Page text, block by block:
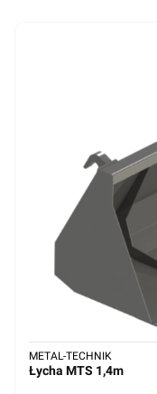
Łycha MTS 1,4m
METAL-TECHNIK